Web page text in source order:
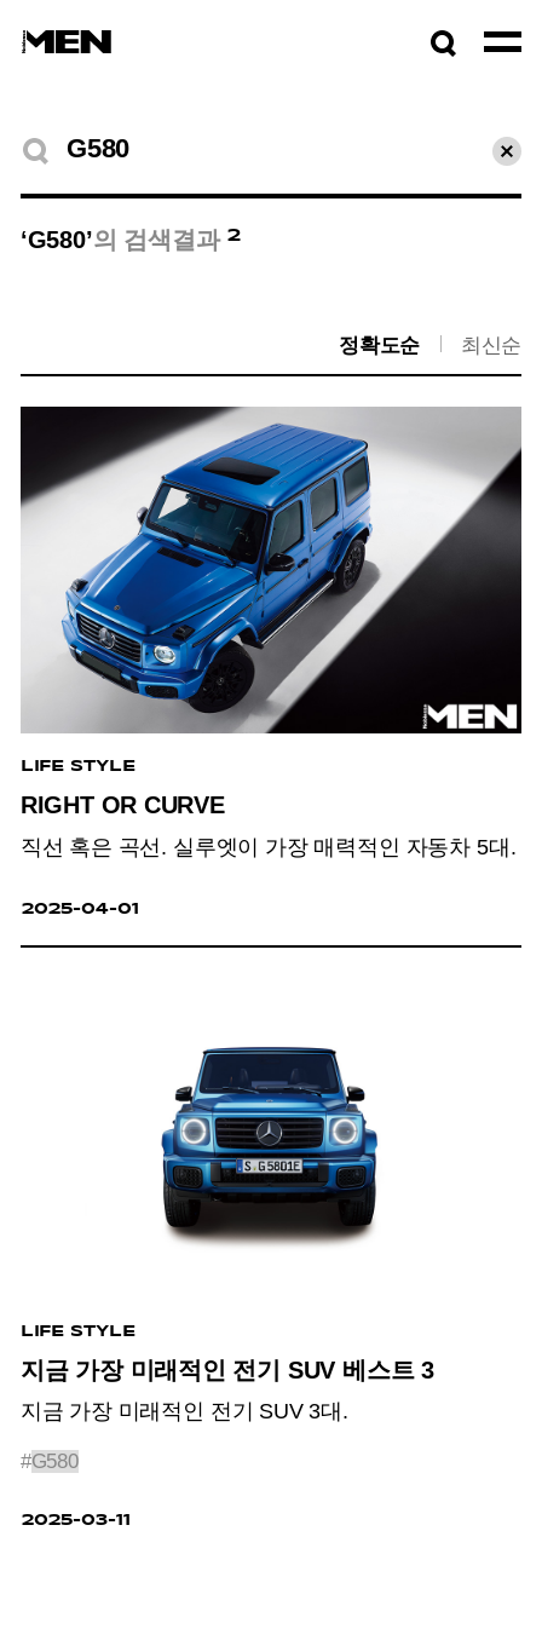
검색결과
초기
‘G580’의 검색결과 2
정확도순 최신순
LIFE STYLE
RIGHT OR CURVE
직선 혹은 곡선. 실루엣이 가장 매력적인 자동차 5대.
2025-04-01
LIFE STYLE
지금 가장 미래적인 전기 SUV 베스트 3
지금 가장 미래적인 전기 SUV 3대.
#G580
2025-03-11